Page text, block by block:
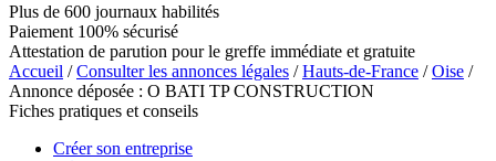
Plus de 600 journaux habilités
Paiement 100% sécurisé
Attestation de parution pour le greffe immédiate et gratuite
Accueil /Consulter les annonces légales /Hauts-de-France /Oise /
Annonce déposée : O BATI TP CONSTRUCTION
Fiches pratiques et conseils
Créer son entreprise